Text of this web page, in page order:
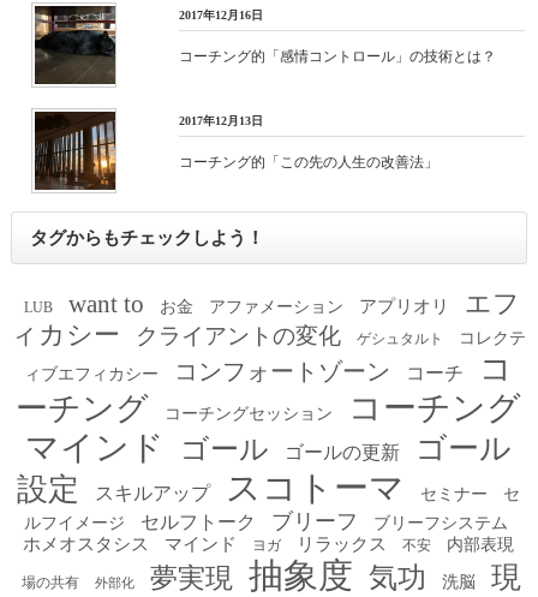
2017年12月16日
コーチング的「感情コントロール」の技術とは？
2017年12月13日
コーチング的「この先の人生の改善法」
タグからもチェックしよう！
LUB want to お金 アファメーション アプリオリ
エフ
ィカシー
クライアントの変化 ゲシュタルト
コレクテ
ィブエフィカシー
コンフォートゾーン コーチ
コ
ーチング
コーチングセッション
コーチング
マインド
ゴール ゴールの更新
ゴール
設定
スキルアップ スコトーマ セミナー
セ
ルフイメージ
セルフトーク ブリーフ ブリーフシステム
ホメオスタシス マインド ヨガ リラックス 不安 内部表現
場の共有 外部化 夢実現 抽象度 気功 洗脳
現